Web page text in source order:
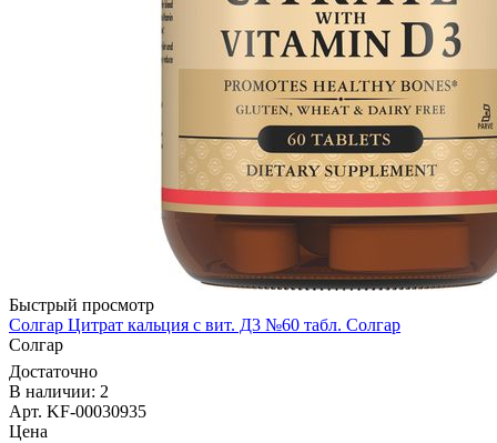
Быстрый просмотр
Солгар Цитрат кальция с вит. Д3 №60 табл. Солгар
Солгар
Достаточно
В наличии: 2
Арт. KF-00030935
Цена